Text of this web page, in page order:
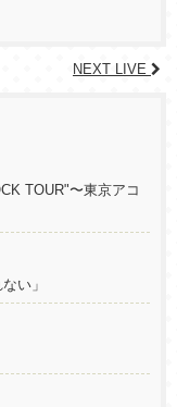
NEXT LIVE
TOUR"〜東京アコ
い」